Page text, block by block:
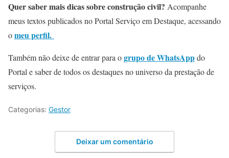
Quer saber mais dicas sobre construção civil? Acompanhe
meus textos publicados no Portal Serviço em Destaque, acessando
omeu perfil.
Também não deixe de entrar para ogrupo de WhatsAppdo
Portal e saber de todos os destaques no universo da prestação de
serviços.
Categorias: Gestor
Deixar um comentário